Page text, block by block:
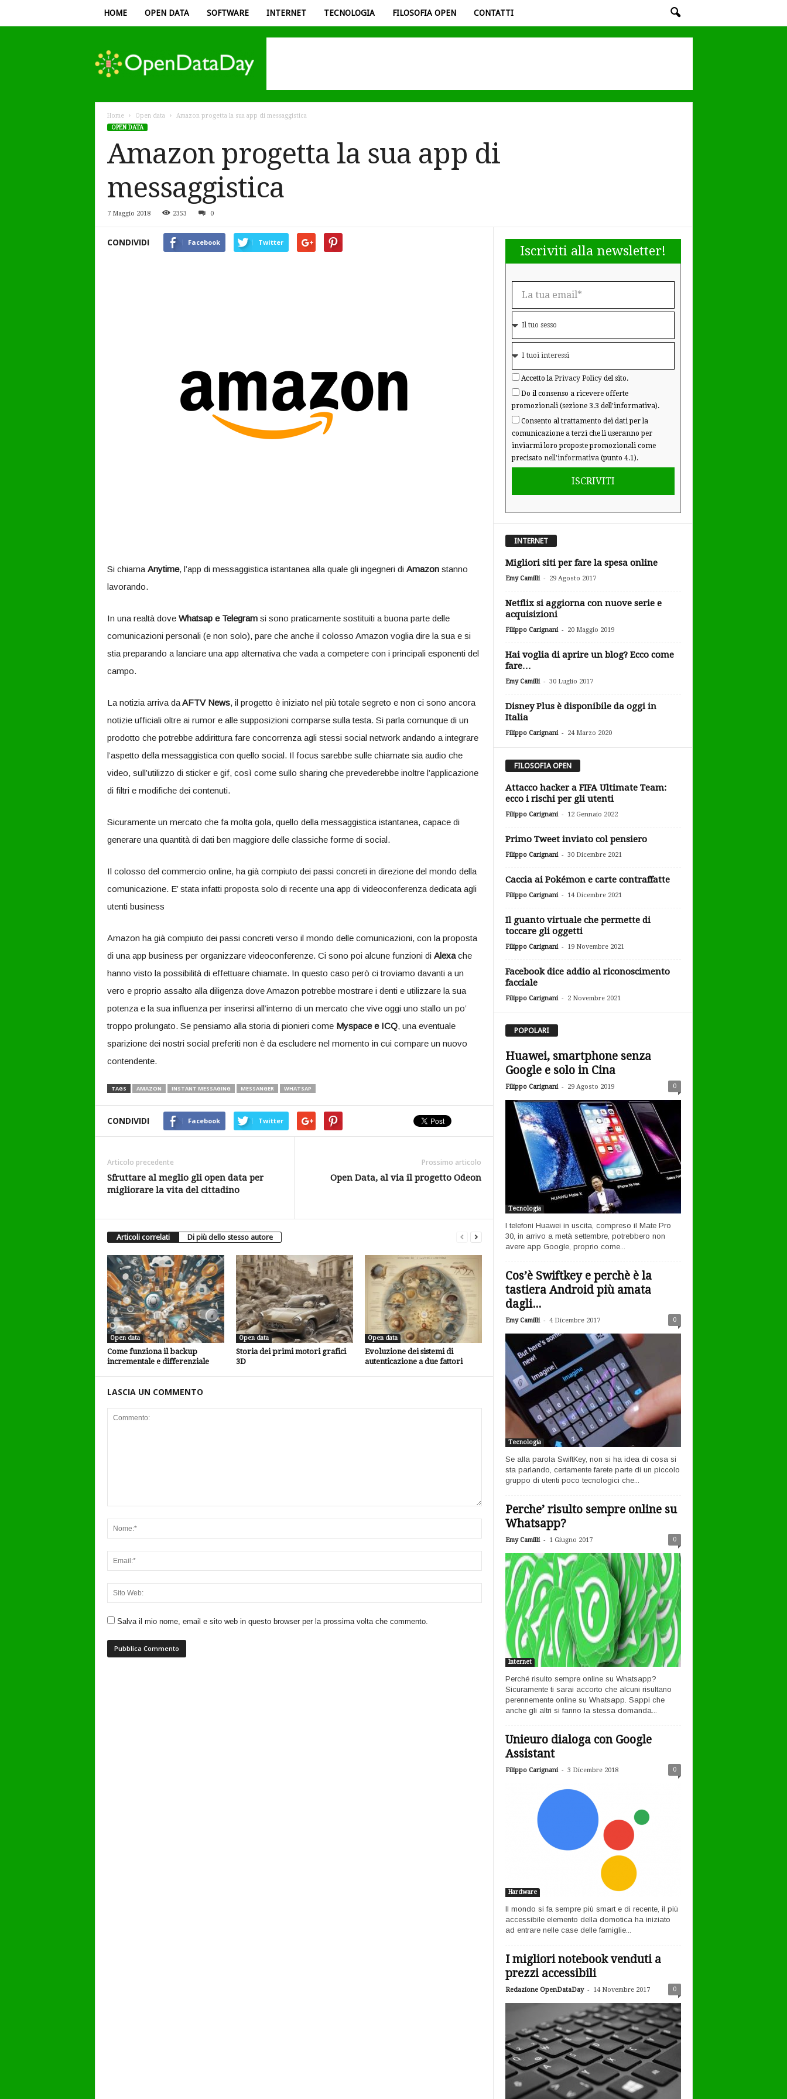
HOME OPEN DATA SOFTWARE INTERNET TECNOLOGIA FILOSOFIA OPEN CONTATTI
Data
Day
Home Open data
Amazon progetta la sua app di messaggistica
OPEN DATA
Amazon progetta la sua app di
messaggistica
7 Maggio 2018 2353 0
CONDIVIDI Facebook Twitter
Si chiama Anytime, l’app di messaggistica istantanea alla quale gli ingegneri di Amazonstanno
lavorando.
In una realtà dove Whatsap e Telegramsi sono praticamente sostituiti a buona parte delle
comunicazioni personali (e non solo), pare che anche il colosso Amazon voglia dire la sua e si
stia preparando a lanciare una app alternativa che vada a competere con i principali esponenti del
campo.
La notizia arriva daAFTV News, il progetto è iniziato nel più totale segreto e non ci sono ancora
notizie ufficiali oltre ai rumor e alle supposizioni comparse sulla testa. Si parla comunque di un
prodotto che potrebbe addirittura fare concorrenza agli stessi social network andando a integrare
l’aspetto della messaggistica con quello social. Il focus sarebbe sulle chiamate sia audio che
video, sull’utilizzo di sticker e gif, così come sullo sharing che prevederebbe inoltre l’applicazione
di filtri e modifiche dei contenuti.
Sicuramente un mercato che fa molta gola, quello della messaggistica istantanea, capace di
generare una quantità di dati ben maggiore delle classiche forme di social.
Il colosso del commercio online, ha già compiuto dei passi concreti in direzione del mondo della
comunicazione. E’ stata infatti proposta solo di recente una app di videoconferenza dedicata agli
utenti business
Amazon ha già compiuto dei passi concreti verso il mondo delle comunicazioni, con la proposta
di una app business per organizzare videoconferenze. Ci sono poi alcune funzioni di Alexache
hanno visto la possibilità di effettuare chiamate. In questo caso però ci troviamo davanti a un
vero e proprio assalto alla diligenza dove Amazon potrebbe mostrare i denti e utilizzare la sua
potenza e la sua influenza per inserirsi all’interno di un mercato che vive oggi uno stallo un po’
troppo prolungato. Se pensiamo alla storia di pionieri come Myspace e ICQ, una eventuale
sparizione dei nostri social preferiti non è da escludere nel momento in cui compare un nuovo
contendente.
TAGS AMAZON INSTANT MESSAGING MESSANGER WHATSAP
CONDIVIDI Facebook Twitter
Articolo precedente
Sfruttare al meglio gli open data per
migliorare la vita del cittadino
Prossimo articolo
Open Data, al via il progetto Odeon
Articoli correlati Di più dello stesso autore
Open data
Come funziona il backup
incrementale e differenziale
Open data
Storia dei primi motori grafici
3D
Open data
Evoluzione dei sistemi di
autenticazione a due fattori
LASCIA UN COMMENTO
Salva il mio nome, email e sito web in questo browser per la prossima volta che commento.
Iscriviti alla newsletter!
Accetto la Privacy Policydel sito.
Do il consenso a ricevere offerte
promozionali (sezione 3.3 dell'informativa).
Consento al trattamento dei dati per la
comunicazione a terzi che li useranno per
inviarmi loro proposte promozionali come
precisato nell'informativa(punto 4.1).
ISCRIVITI
INTERNET
Migliori siti per fare la spesa online
Emy Camilli - 29 Agosto 2017
Netflix si aggiorna con nuove serie e
acquisizioni
Filippo Carignani - 20 Maggio 2019
Hai voglia di aprire un blog? Ecco come
fare…
Emy Camilli - 30 Luglio 2017
Disney Plus è disponibile da oggi in
Italia
Filippo Carignani - 24 Marzo 2020
FILOSOFIA OPEN
Attacco hacker a FIFA Ultimate Team:
ecco i rischi per gli utenti
Filippo Carignani - 12 Gennaio 2022
Primo Tweet inviato col pensiero
Filippo Carignani - 30 Dicembre 2021
Caccia ai Pokémon e carte contraffatte
Filippo Carignani - 14 Dicembre 2021
Il guanto virtuale che permette di
toccare gli oggetti
Filippo Carignani - 19 Novembre 2021
Facebook dice addio al riconoscimento
facciale
Filippo Carignani - 2 Novembre 2021
POPOLARI
Huawei, smartphone senza
Google e solo in Cina
Filippo Carignani - 29 Agosto 2019 0
Tecnologia
I telefoni Huawei in uscita, compreso il Mate Pro
30, in arrivo a metà settembre, potrebbero non
avere app Google, proprio come...
Cos’è Swiftkey e perchè è la
tastiera Android più amata
dagli...
Emy Camilli - 4 Dicembre 2017 0
Tecnologia
Se alla parola SwiftKey, non si ha idea di cosa si
sta parlando, certamente farete parte di un piccolo
gruppo di utenti poco tecnologici che...
Perche’ risulto sempre online su
Whatsapp?
Emy Camilli - 1 Giugno 2017 0
Internet
Perché risulto sempre online su Whatsapp?
Sicuramente ti sarai accorto che alcuni risultano
perennemente online su Whatsapp. Sappi che
anche gli altri si fanno la stessa domanda...
Unieuro dialoga con Google
Assistant
Filippo Carignani - 3 Dicembre 2018 0
Hardware
Il mondo si fa sempre più smart e di recente, il più
accessibile elemento della domotica ha iniziato
ad entrare nelle case delle famiglie...
I migliori notebook venduti a
prezzi accessibili
Redazione OpenDataDay - 14 Novembre 2017 0